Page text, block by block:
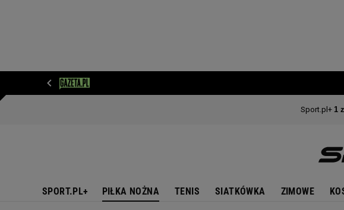
SPORT.PL+ PIŁKA NOŻNA TENIS SIATKÓWKA ZIMOWE